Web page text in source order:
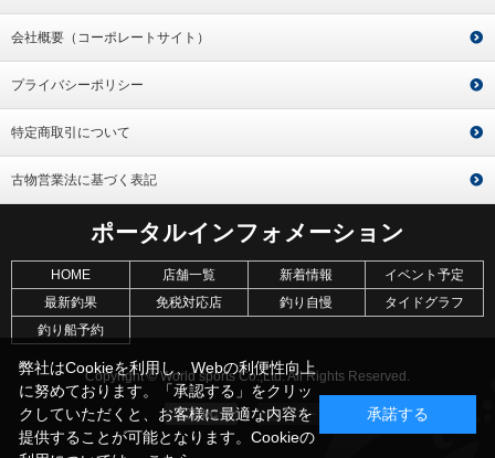
会社概要（コーポレートサイト）
プライバシーポリシー
特定商取引について
古物営業法に基づく表記
ポータルインフォメーション
HOME 店舗一覧 新着情報
イベント予定
最新釣果
免税対応店 釣り自慢
タイドグラフ
釣り船予約
Copyright © World sports Co.,Ltd. All Rights Reserved.
弊社はCookieを利用し、Webの利便性向上
に努めております。「承認する」をクリッ
クしていただくと、お客様に最適な内容を
提供することが可能となります。Cookieの
承諾する